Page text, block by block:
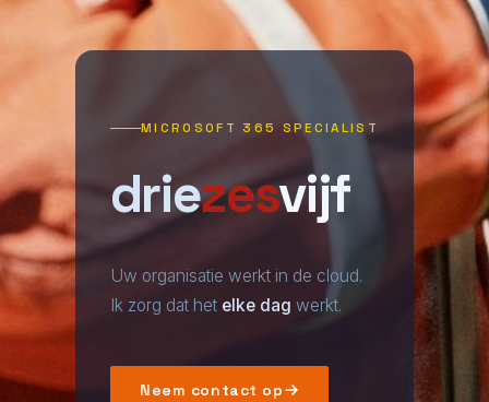
MICROSOFT 365 SPECIALIST
driezesvijf
Uw organisatie werkt in de cloud.
Ik zorg dat het elke dag werkt.
Neem contact op